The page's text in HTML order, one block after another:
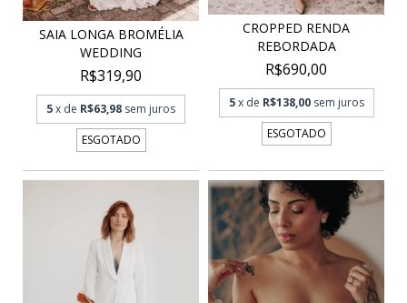
SAIA LONGA BROMÉLIA
WEDDING
R$319,90
5x de R$63,98 sem juros
ESGOTADO
CROPPED RENDA
REBORDADA
R$690,00
5 x de R$138,00 sem juros
ESGOTADO